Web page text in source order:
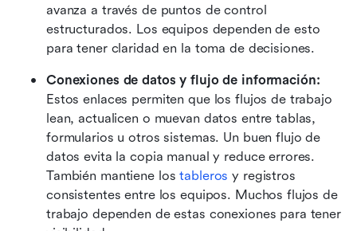
avanza a través de puntos de control
estructurados. Los equipos dependen de esto
para tener claridad en la toma de decisiones.
Conexiones de datos y flujo de información:
Estos enlaces permiten que los flujos de trabajo
lean, actualicen o muevan datos entre tablas,
formularios u otros sistemas. Un buen flujo de
datos evita la copia manual y reduce errores.
También mantiene los tableros y registros
consistentes entre los equipos. Muchos flujos de
trabajo dependen de estas conexiones para tener